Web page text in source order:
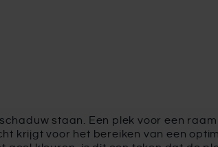
staan. Een plek voor een
krijgt voor het bereiken van een